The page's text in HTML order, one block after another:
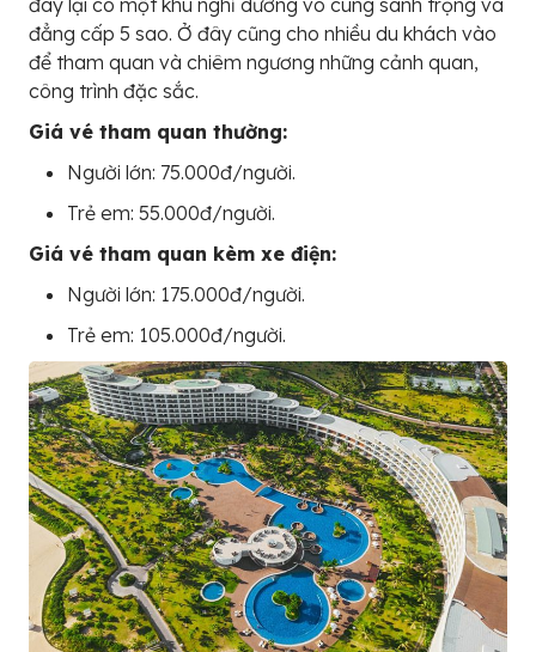
đẳng cấp 5 sao. Ở đây cũng cho nhiều du khách vào
để tham quan và chiêm ngương những cảnh quan,
công trình đặc sắc.
Giá vé tham quan thường:
Người lớn: 75.000đ/người.
Trẻ em: 55.000đ/người.
Giá vé tham quan kèm xe điện:
Người lớn: 175.000đ/người.
Trẻ em: 105.000đ/người.